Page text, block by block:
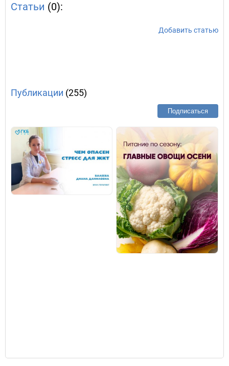
Статьи (0):
Добавить статью
Публикации (255)
Подписаться